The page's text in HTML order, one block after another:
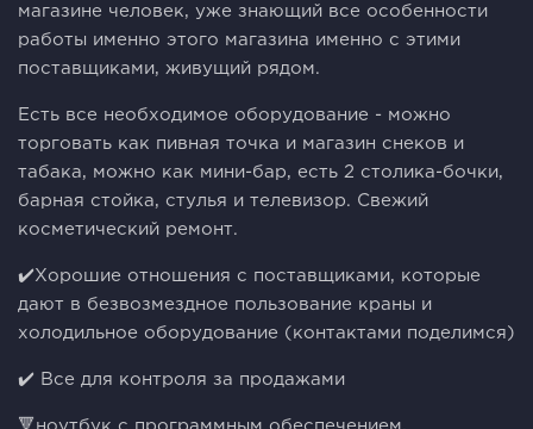
магазине человек, уже знающий все особенности
работы именно этого магазина именно с этими
поставщиками, живущий рядом.
Есть все необходимое оборудование - можно
торговать как пивная точка и магазин снеков и
табака, можно как мини-бар, есть 2 столика-бочки,
барная стойка, стулья и телевизор. Свежий
косметический ремонт.
✔️Хорошие отношения с поставщиками, которые
дают в безвозмездное пользование краны и
холодильное оборудование (контактами поделимся)
✔️ Все для контроля за продажами
🔻ноутбук с программным обеспечением,